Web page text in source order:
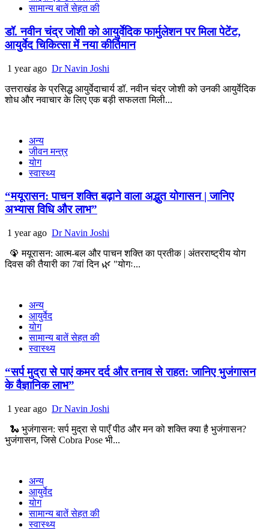
सामान्य बातें सेहत की
डॉ. नवीन चंद्र जोशी को आयुर्वेदिक फार्मुलेशन पर मिला पेटेंट,
आयुर्वेद चिकित्सा में नया कीर्तिमान
1 year ago Dr Navin Joshi
उत्तराखंड के प्रसिद्ध आयुर्वेदाचार्य डॉ. नवीन चंद्र जोशी को उनकी आयुर्वेदिक
शोध और नवाचार के लिए एक बड़ी सफलता मिली...
अन्य
जीवन मन्त्र
योग
स्वास्थ्य
“मयूरासन: पाचन शक्ति बढ़ाने वाला अद्भुत योगासन | जानिए
अभ्यास विधि और लाभ”
1 year ago Dr Navin Joshi
🦚 मयूरासन: आत्म-बल और पाचन शक्ति का प्रतीक | अंतरराष्ट्रीय योग
दिवस की तैयारी का 7वां दिन 🌿 "योगः...
अन्य
आयुर्वेद
योग
सामान्य बातें सेहत की
स्वास्थ्य
“सर्प मुद्रा से पाएं कमर दर्द और तनाव से राहत: जानिए भुजंगासन
के वैज्ञानिक लाभ”
1 year ago Dr Navin Joshi
🐍 भुजंगासन: सर्प मुद्रा से पाएँ पीठ और मन को शक्ति क्या है भुजंगासन?
भुजंगासन, जिसे Cobra Pose भी...
अन्य
आयुर्वेद
योग
सामान्य बातें सेहत की
स्वास्थ्य